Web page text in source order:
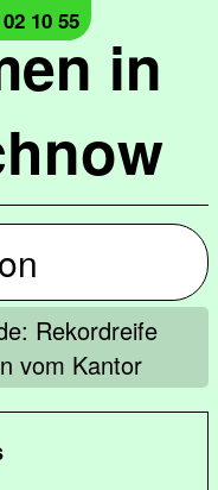
in
10 55
Rekordreife
vom Kantor